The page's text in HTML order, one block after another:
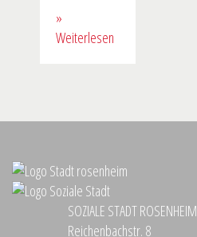
»
Weiterlesen
SOZIALE STADT ROSENHEIM
Reichenbachstr. 8